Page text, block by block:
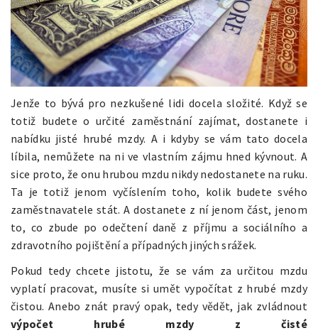
Jenže to bývá pro nezkušené lidi docela složité. Když se
totiž budete o určité zaměstnání zajímat, dostanete i
nabídku jisté hrubé mzdy. A i kdyby se vám tato docela
líbila, nemůžete na ni ve vlastním zájmu hned kývnout. A
sice proto, že onu hrubou mzdu nikdy nedostanete na ruku.
Ta je totiž jenom vyčíslením toho, kolik budete svého
zaměstnavatele stát. A dostanete z ní jenom část, jenom
to, co zbude po odečtení daně z příjmu a sociálního a
zdravotního pojištění a případných jiných srážek.
Pokud tedy chcete jistotu, že se vám za určitou mzdu
vyplatí pracovat, musíte si umět vypočítat z hrubé mzdy
čistou. Anebo znát pravý opak, tedy vědět, jak zvládnout
výpočet hrubé mzdy z čisté